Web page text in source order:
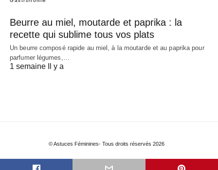
Beurre au miel, moutarde et paprika : la
recette qui sublime tous vos plats
Un beurre composé rapide au miel, à la moutarde et au paprika pour
parfumer légumes,…
1 semaine Il y a
© Astuces Féminines- Tous droits réservés 2026